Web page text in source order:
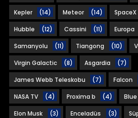
Kepler (14) Meteor (14) SpaceX
Hubble (12) Cassini (11) Europa
Samanyolu (11) Tiangong (10)
Virgin Galactic (8) Asgardia (7)
James Webb Teleskobu (7) Falcon
NASA TV (4) Proxima b (4)
Elon Musk (3) Enceladüs (3)